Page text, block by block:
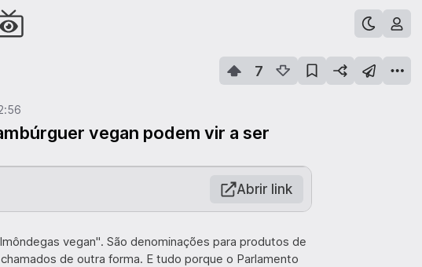
7
vegan podem vir a ser
Abrir link
vegan". São denominações para produtos de
de outra forma. E tudo porque o Parlamento